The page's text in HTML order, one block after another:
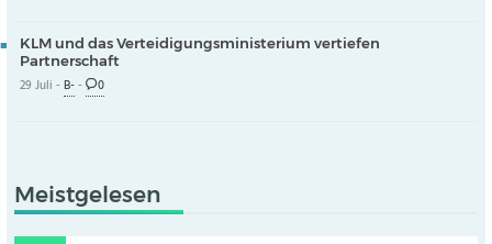
KLM und das Verteidigungsministerium vertiefen
Partnerschaft
29 Juli -B-- 0
Meistgelesen